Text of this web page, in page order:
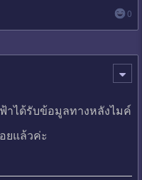
0
าได้รับข้อมูลทางหลังไมค์
ยแล้วค่ะ